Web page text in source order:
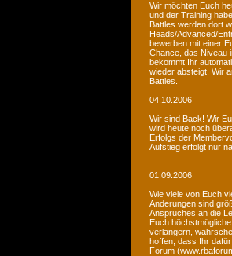
Wir möchten Euch
und der Training
Battles werden dort
Heads/Advanced/
bewerben mit einer
Chance, das Niveau
bekommt Ihr
wieder absteigt. Wir
Battles.
04.10.2006
Wir sind Back! Wir
wird heute noch
Erfolgs der
Aufstieg erfolgt nur
01.09.2006
Wie viele von Euch
Änderungen sind
Anspruches an die
Euch
verlängern,
hoffen, dass Ihr
Forum